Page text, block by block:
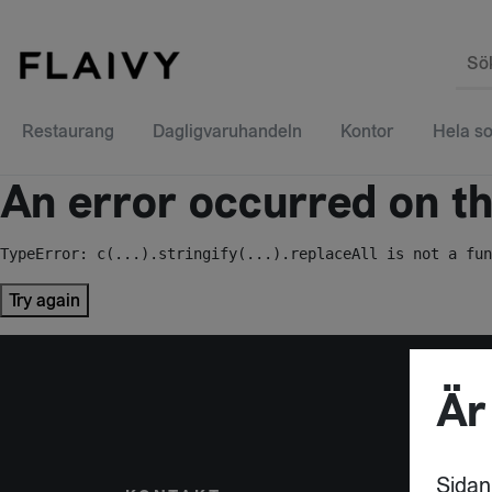
Restaurang Dagligvaruhandeln Kontor Hela
An error occurred on
TypeError: c(...).stringify(...).replaceAll is not a
Try again